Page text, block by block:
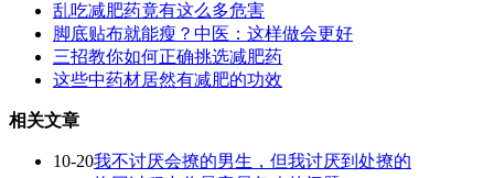
乱吃减肥药竟有这么多危害
脚底贴布就能瘦？中医：这样做会更好
三招教你如何正确挑选减肥药
这些中药材居然有减肥的功效
相关文章
10-20我不讨厌会撩的男生，但我讨厌到处撩的